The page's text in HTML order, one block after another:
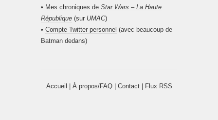
• Mes chroniques de Star Wars – La Haute
République (sur UMAC)
• Compte Twitter personnel (avec beaucoup de
Batman dedans)
Accueil À propos/FAQ| Contact| Flux RSS